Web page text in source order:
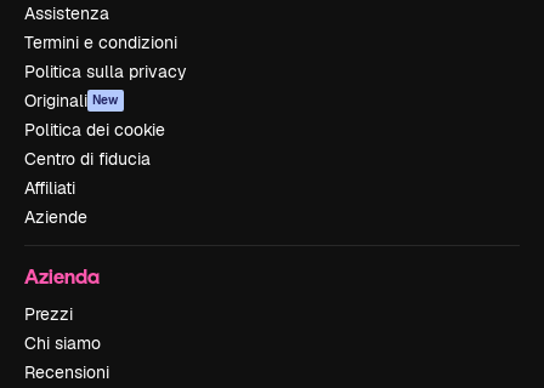
Assistenza
Termini e condizioni
Politica sulla privacy
Originali New
Politica dei cookie
Centro di fiducia
Affiliati
Aziende
Azienda
Prezzi
Chi siamo
Recensioni